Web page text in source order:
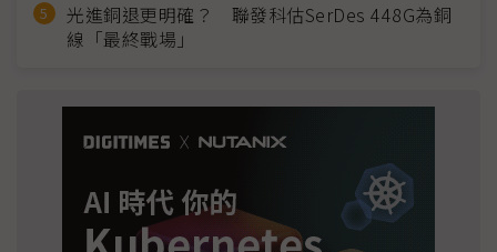
光進銅退更明確？ 聯發科估SerDes 448G為銅
線「最終戰場」